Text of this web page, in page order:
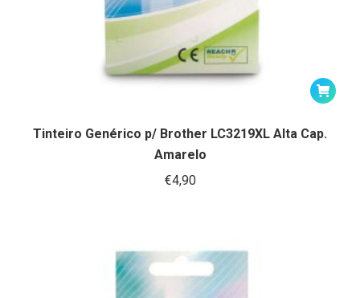
Tinteiro Genérico p/ Brother LC3219XL Alta Cap.
Amarelo
€4,90